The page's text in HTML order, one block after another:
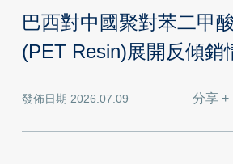
巴西對中國聚對苯二甲
(PET Resin)展開反傾銷
發佈日期 2026.07.09 分享 +